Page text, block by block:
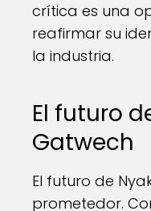
crítica es una
reafirmar su
la industria.
El futuro
Gatwech
El futuro de
prometedor.